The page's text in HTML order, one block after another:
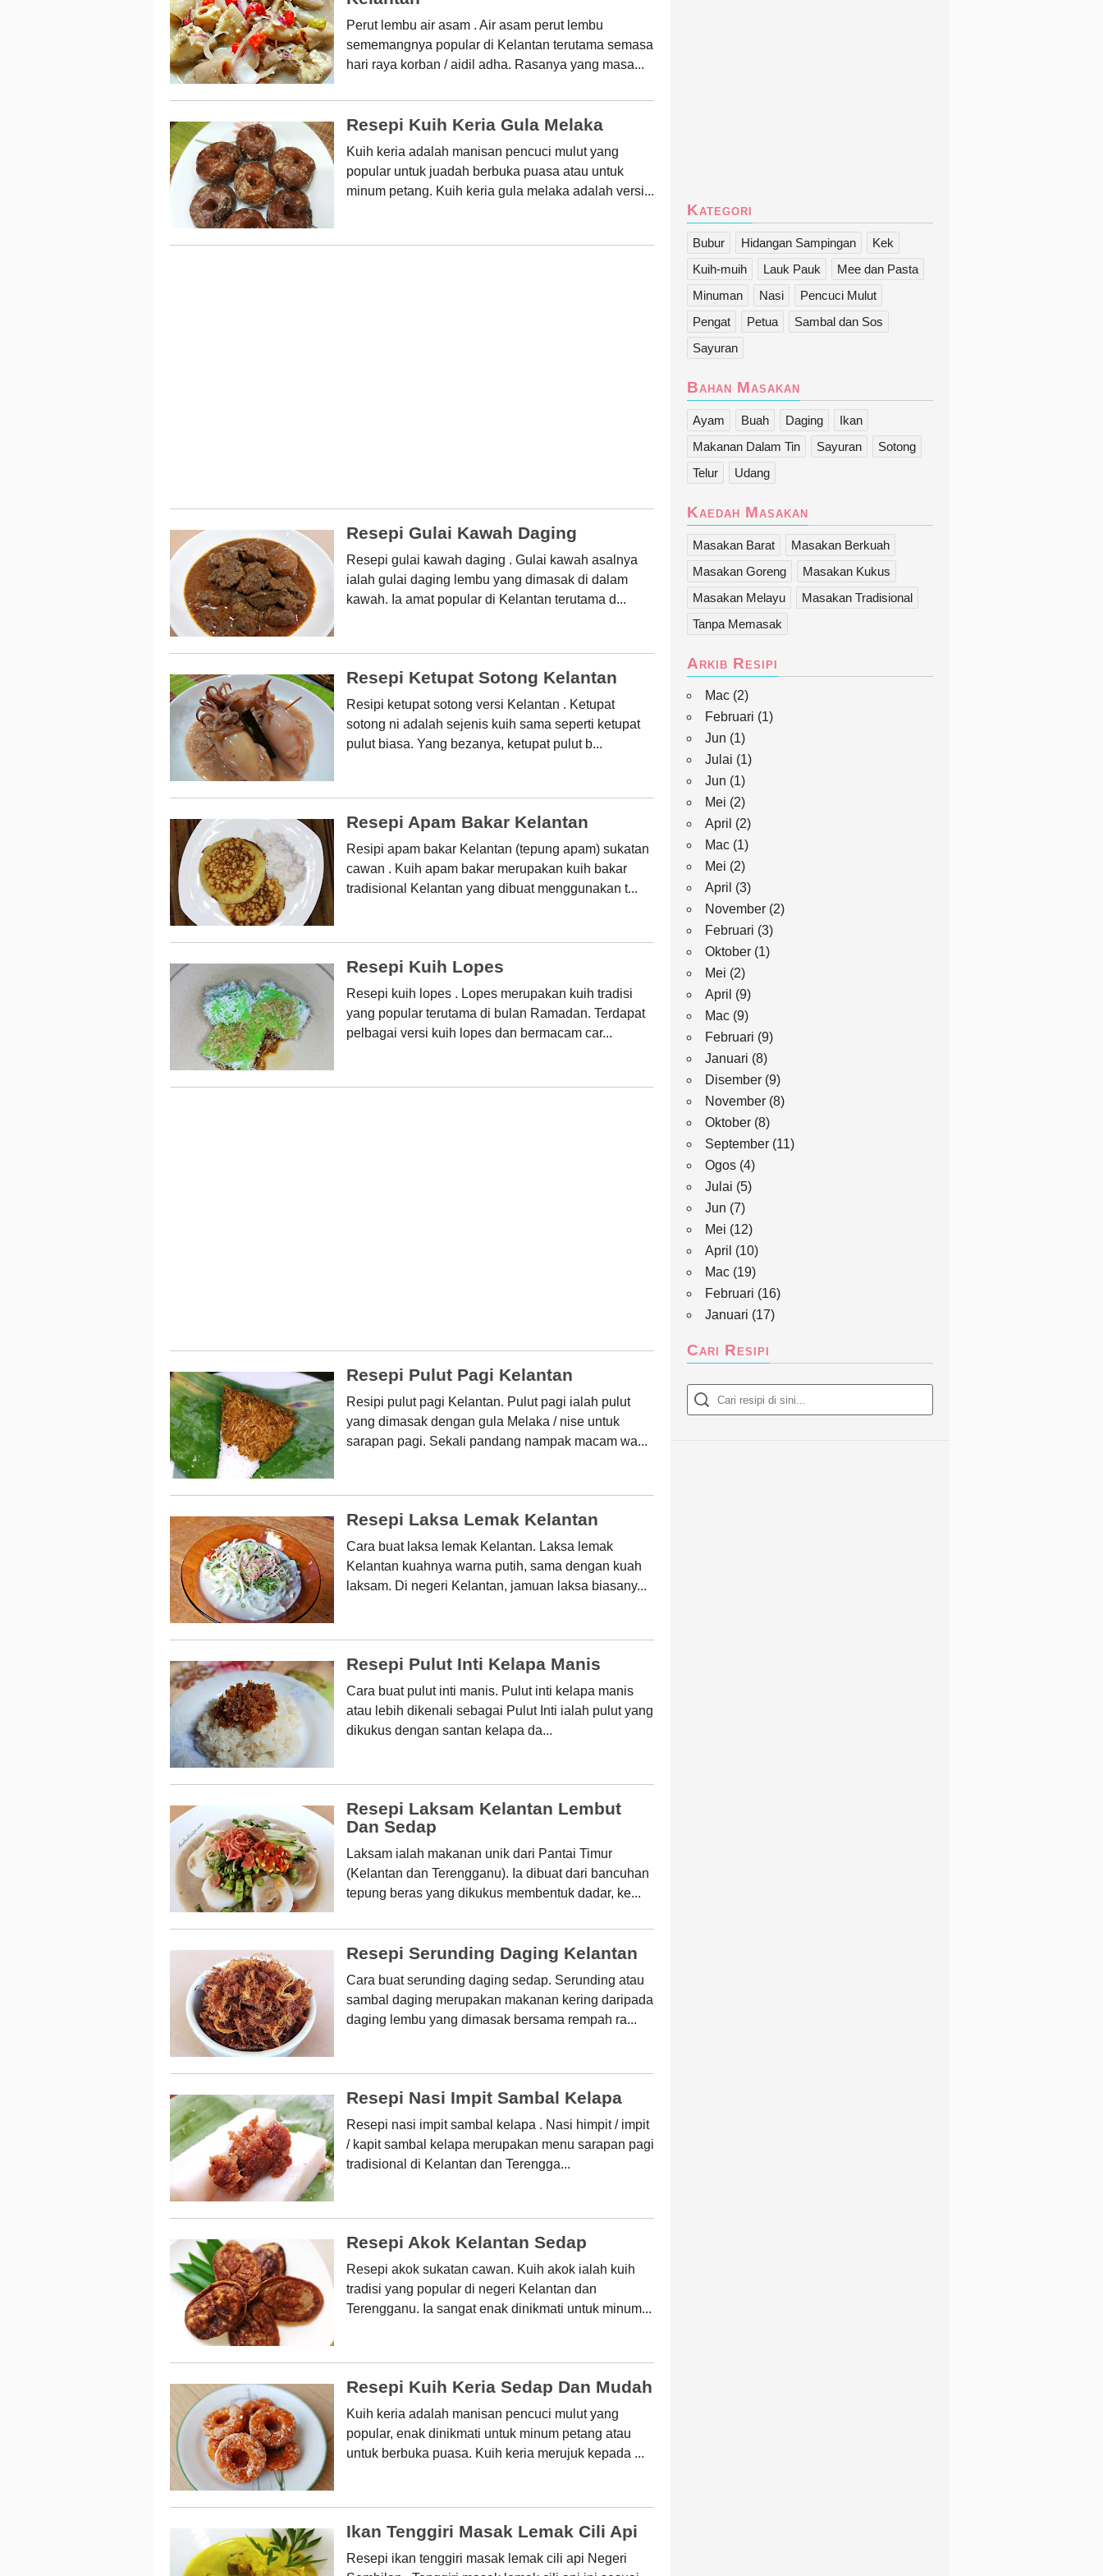
Perut lembu air asam . Air asam perut lembu
sememangnya popular di Kelantan terutama semasa
hari raya korban / aidil adha. Rasanya yang masa...
Resepi Kuih Keria Gula Melaka
Kuih keria adalah manisan pencuci mulut yang
popular untuk juadah berbuka puasa atau untuk
minum petang. Kuih keria gula melaka adalah versi...
Resepi Gulai Kawah Daging
Resepi gulai kawah daging . Gulai kawah asalnya
ialah gulai daging lembu yang dimasak di dalam
kawah. Ia amat popular di Kelantan terutama d...
Resepi Ketupat Sotong Kelantan
Resipi ketupat sotong versi Kelantan . Ketupat
sotong ni adalah sejenis kuih sama seperti ketupat
pulut biasa. Yang bezanya, ketupat pulut b...
Resepi Apam Bakar Kelantan
Resipi apam bakar Kelantan (tepung apam) sukatan
cawan . Kuih apam bakar merupakan kuih bakar
tradisional Kelantan yang dibuat menggunakan t...
Resepi Kuih Lopes
Resepi kuih lopes . Lopes merupakan kuih tradisi
yang popular terutama di bulan Ramadan. Terdapat
pelbagai versi kuih lopes dan bermacam car...
Resepi Pulut Pagi Kelantan
Resipi pulut pagi Kelantan. Pulut pagi ialah pulut
yang dimasak dengan gula Melaka / nise untuk
sarapan pagi. Sekali pandang nampak macam wa...
Resepi Laksa Lemak Kelantan
Cara buat laksa lemak Kelantan. Laksa lemak
Kelantan kuahnya warna putih, sama dengan kuah
laksam. Di negeri Kelantan, jamuan laksa biasany...
Resepi Pulut Inti Kelapa Manis
Cara buat pulut inti manis. Pulut inti kelapa manis
atau lebih dikenali sebagai Pulut Inti ialah pulut yang
dikukus dengan santan kelapa da...
Resepi Laksam Kelantan Lembut
Dan Sedap
Laksam ialah makanan unik dari Pantai Timur
(Kelantan dan Terengganu). Ia dibuat dari bancuhan
tepung beras yang dikukus membentuk dadar, ke...
Resepi Serunding Daging Kelantan
Cara buat serunding daging sedap. Serunding atau
sambal daging merupakan makanan kering daripada
daging lembu yang dimasak bersama rempah ra...
Resepi Nasi Impit Sambal Kelapa
Resepi nasi impit sambal kelapa . Nasi himpit / impit
/ kapit sambal kelapa merupakan menu sarapan pagi
tradisional di Kelantan dan Terengga...
Resepi Akok Kelantan Sedap
Resepi akok sukatan cawan. Kuih akok ialah kuih
tradisi yang popular di negeri Kelantan dan
Terengganu. Ia sangat enak dinikmati untuk minum...
Resepi Kuih Keria Sedap Dan Mudah
Kuih keria adalah manisan pencuci mulut yang
popular, enak dinikmati untuk minum petang atau
untuk berbuka puasa. Kuih keria merujuk kepada ...
Ikan Tenggiri Masak Lemak Cili Api
Resepi ikan tenggiri masak lemak cili api Negeri
Kategori
Bubur Hidangan Sampingan
Kek
Kuih-muih
Lauk Pauk
Mee dan Pasta
Minuman
Nasi
Pencuci Mulut
Pengat
Petua
Sambal dan Sos
Sayuran
Bahan Masakan
Ayam Buah Daging
Ikan
Makanan Dalam Tin
Sayuran
Sotong
Telur
Udang
Kaedah Masakan
Masakan Barat
Masakan Berkuah
Masakan Goreng
Masakan Kukus
Masakan Melayu
Masakan Tradisional
Tanpa Memasak
Arkib Resipi
Mac (2)
Februari (1)
Jun (1)
Julai (1)
Jun (1)
Mei (2)
April (2)
Mac (1)
Mei (2)
April (3)
November (2)
Februari (3)
Oktober (1)
Mei (2)
April (9)
Mac (9)
Februari (9)
Januari (8)
Disember (9)
November (8)
Oktober (8)
September (11)
Ogos (4)
Julai (5)
Jun (7)
Mei (12)
April (10)
Mac (19)
Februari (16)
Januari (17)
Cari Resipi